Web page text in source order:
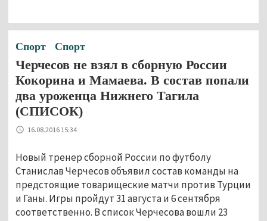
Спорт Спорт
Черчесов не взял в сборную России
Кокорина и Мамаева. В состав попали
два уроженца Нижнего Тагила
(СПИСОК)
16.08.2016 15:34
Новый тренер сборной России по футболу
Станислав Черчесов объявил состав команды на
предстоящие товарищеские матчи против Турции
и Ганы. Игры пройдут 31 августа и 6 сентября
соответственно. В список Черчесова вошли 23